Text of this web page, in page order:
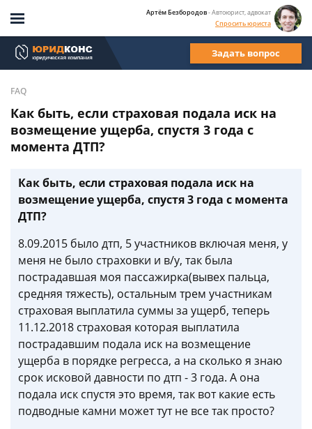
Артём Безбородов- Автоюрист, адвокат
Спросить юриста
Задать вопрос
FAQ
Как быть, если страховая подала иск на
возмещение ущерба, спустя 3 года с
момента ДТП?
Как быть, если страховая подала иск на
возмещение ущерба, спустя 3 года с момента
ДТП?
8.09.2015 было дтп, 5 участников включая меня, у
меня не было страховки и в/у, так была
пострадавшая моя пассажирка(вывех пальца,
средняя тяжесть), остальным трем участникам
страховая выплатила суммы за ущерб, теперь
11.12.2018 страховая которая выплатила
пострадавшим подала иск на возмещение
ущерба в порядке регресса, а на сколько я знаю
срок исковой давности по дтп - 3 года. А она
подала иск спустя это время, так вот какие есть
подводные камни может тут не все так просто?